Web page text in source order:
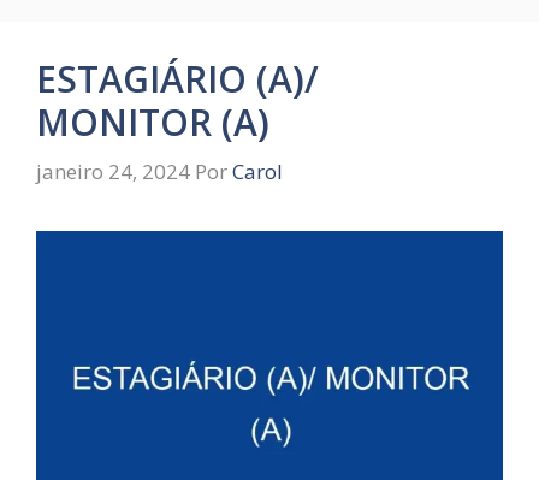
ESTAGIÁRIO (A)/
MONITOR (A)
janeiro 24, 2024 PorCarol